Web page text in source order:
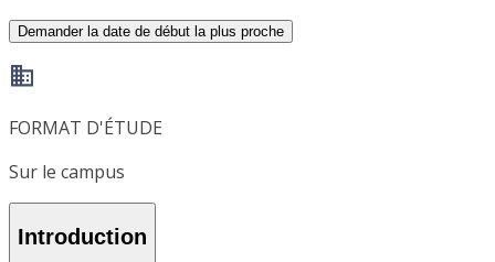
Demander la date de début la plus proche
FORMAT D'ÉTUDE
Sur le campus
Introduction